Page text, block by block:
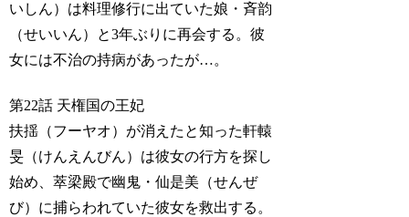
いしん）は料理修行に出ていた娘・斉韵
（せいいん）と3年ぶりに再会する。彼
女には不治の持病があったが…。
第22話 天権国の王妃
扶揺（フーヤオ）が消えたと知った軒轅
旻（けんえんびん）は彼女の行方を探し
始め、萃梁殿で幽鬼・仙是美（せんぜ
び）に捕らわれていた彼女を救出する。